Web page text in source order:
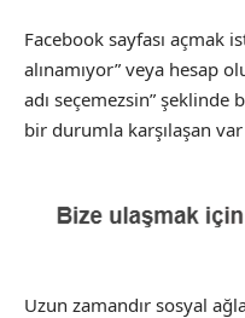
Facebook sayfası açmak
alınamıyor” veya hesap
adı seçemezsin” şeklinde
bir durumla karşılaşan var
Uzun zamandır sosyal